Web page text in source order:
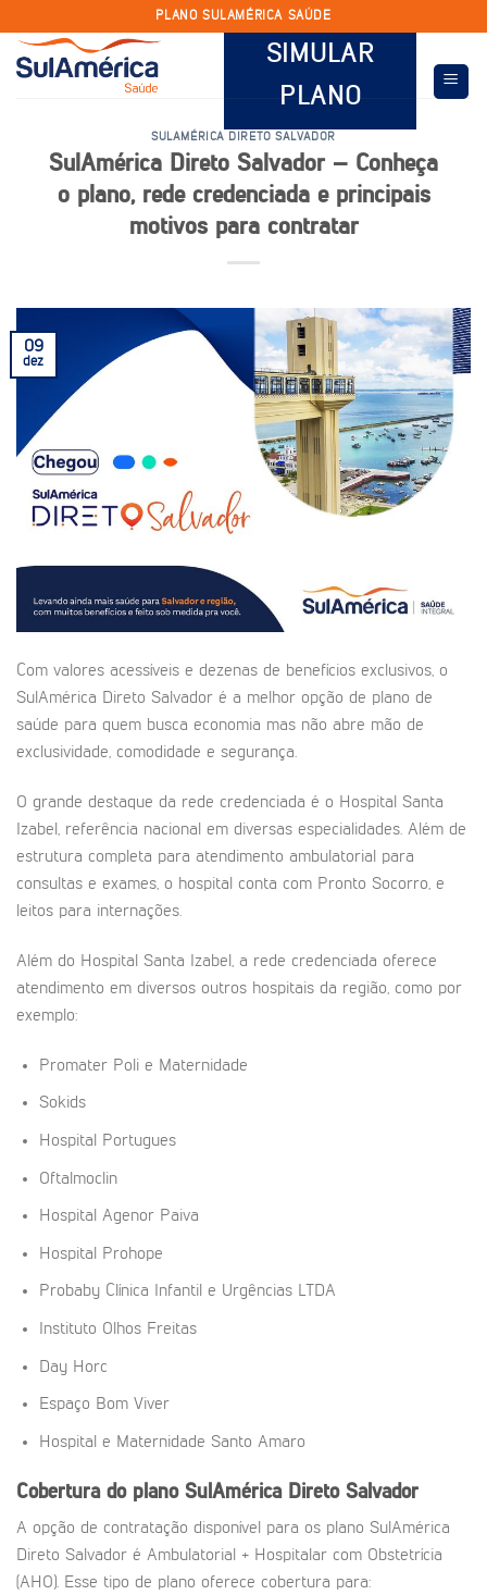
content
PLANO SULAMÉRICA SAÚDE
SIMULAR
PLANO
SULAMÉRICA DIRETO SALVADOR
SulAmérica Direto Salvador – Conheça
o plano, rede credenciada e principais
motivos para contratar
09
dez
Com valores acessíveis e dezenas de benefícios exclusivos, o
SulAmérica Direto Salvador é a melhor opção de plano de
saúde para quem busca economia mas não abre mão de
exclusividade, comodidade e segurança.
O grande destaque da rede credenciada é o Hospital Santa
Izabel, referência nacional em diversas especialidades. Além de
estrutura completa para atendimento ambulatorial para
consultas e exames, o hospital conta com Pronto Socorro, e
leitos para internações.
Além do Hospital Santa Izabel, a rede credenciada oferece
atendimento em diversos outros hospitais da região, como por
exemplo:
Promater Poli e Maternidade
Sokids
Hospital Portugues
Oftalmoclin
Hospital Agenor Paiva
Hospital Prohope
Probaby Clínica Infantil e Urgências LTDA
Instituto Olhos Freitas
Day Horc
Espaço Bom Viver
Hospital e Maternidade Santo Amaro
Cobertura do plano SulAmérica Direto Salvador
A opção de contratação disponível para os plano SulAmérica
Direto Salvador é Ambulatorial + Hospitalar com Obstetrícia
(AHO). Esse tipo de plano oferece cobertura para: